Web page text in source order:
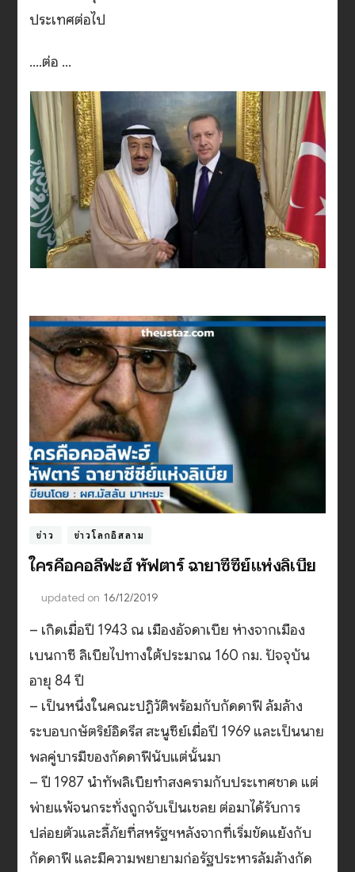
ประเทศต่อไป
….ต่อ …
ข่าว ข่าวโลกอิสลาม
ใครคือคอลีฟะฮ์ หัฟตาร์ ฉายาซีซีย์แห่งลิเบีย
updated on 16/12/2019
– เกิดเมื่อปี 1943 ณ เมืองอัจดาเบีย ห่างจากเมือง
เบนกาซี ลิเบียไปทางใต้ประมาณ 160 กม. ปัจจุบัน
อายุ 84 ปี
– เป็นหนึ่งในคณะปฏิวัติพร้อมกับกัดดาฟี ล้มล้าง
ระบอบกษัตริย์อิดรีส สะนูซีย์เมื่อปี 1969 และเป็นนาย
พลคู่บารมีของกัดดาฟีนับแต่นั้นมา
– ปี 1987 นำทัพลิเบียทำสงครามกับประเทศชาด แต่
พ่ายแพ้จนกระทั่งถูกจับเป็นเชลย ต่อมาได้รับการ
ปล่อยตัวและลี้ภัยที่สหรัฐฯหลังจากที่เริ่มขัดแย้งกับ
กัดดาฟี และมีความพยายามก่อรัฐประหารล้มล้างกัด